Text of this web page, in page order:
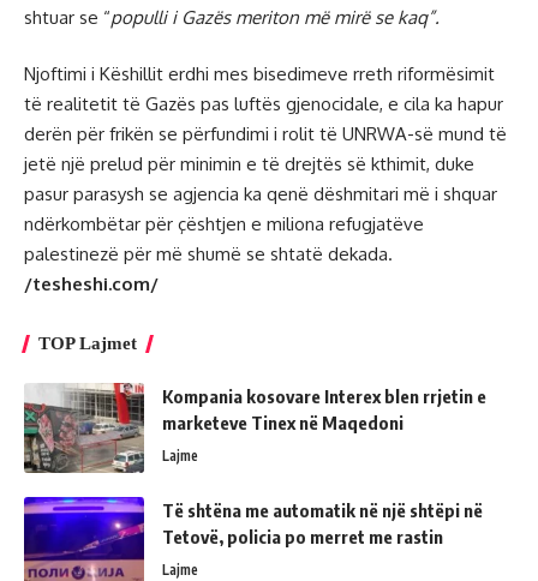
shtuar se “populli i Gazës meriton më mirë se kaq”.
Njoftimi i Këshillit erdhi mes bisedimeve rreth riformësimit
të realitetit të Gazës pas luftës gjenocidale, e cila ka hapur
derën për frikën se përfundimi i rolit të UNRWA-së mund të
jetë një prelud për minimin e të drejtës së kthimit, duke
pasur parasysh se agjencia ka qenë dëshmitari më i shquar
ndërkombëtar për çështjen e miliona refugjatëve
palestinezë për më shumë se shtatë dekada.
/tesheshi.com/
TOP Lajmet
Kompania kosovare Interex blen rrjetin e
marketeve Tinex në Maqedoni
Lajme
Të shtëna me automatik në një shtëpi në
Tetovë, policia po merret me rastin
Lajme